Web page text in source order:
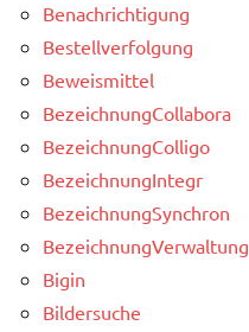
Benachrichtigung
Bestellverfolgung
Beweismittel
BezeichnungCollabora
BezeichnungColligo
BezeichnungIntegr
BezeichnungSynchron
BezeichnungVerwaltung
Bigin
Bildersuche